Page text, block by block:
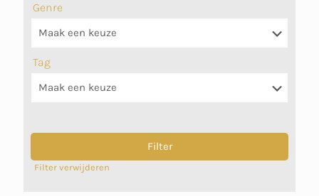
Genre
Tag
Filter verwijderen